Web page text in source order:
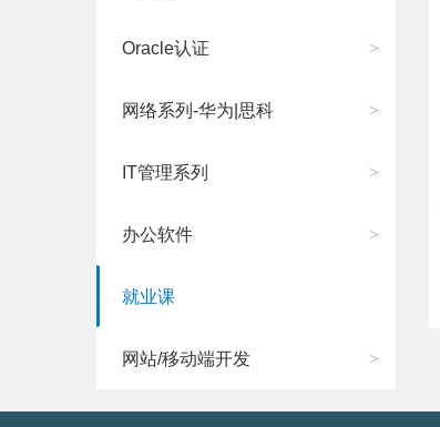
>
Oracle认证
>
网络系列-华为|思科
>
IT管理系列
>
办公软件
就业课
>
网站/移动端开发